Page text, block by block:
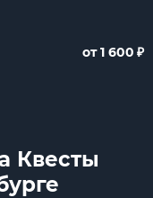
от 1 600 ₽
Квесты